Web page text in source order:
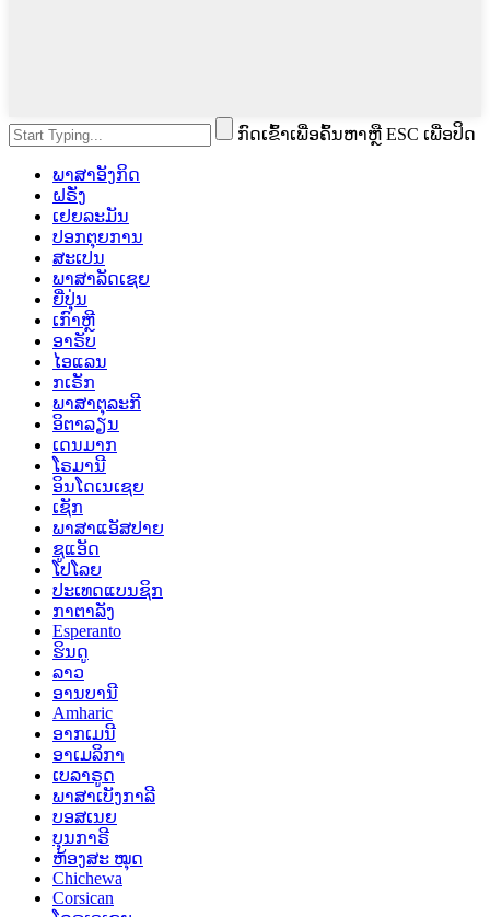
ກົດເຂົ້າເພື່ອຄົ້ນຫາຫຼື ESC ເພື່ອປິດ
ພາສາອັງກິດ
ຝຣັ່ງ
ເຢຍລະມັນ
ປອກຕຸຍການ
ສະເປນ
ພາສາລັດເຊຍ
ຍີ່ປຸ່ນ
ເກົາຫຼີ
ອາຣັບ
ໄອແລນ
ກເຣັກ
ພາສາຕຸລະກີ
ອິຕາລຽນ
ເດນມາກ
ໂຣມານີ
ອິນໂດເນເຊຍ
ເຊັກ
ພາສາແອັສປາຍ
ຊູແອັດ
ໂປໂລຍ
ປະເທດແບນຊິກ
ກາຕາລັງ
Esperanto
ຮິນດູ
ລາວ
ອານບານີ
Amharic
ອາກເມນີ
ອາເມລິກາ
ເບລາຣູດ
ພາສາເບັງກາລີ
ບອສເນຍ
ບຸນກາຣີ
ຫ້ອງສະ ໝຸດ
Chichewa
Corsican